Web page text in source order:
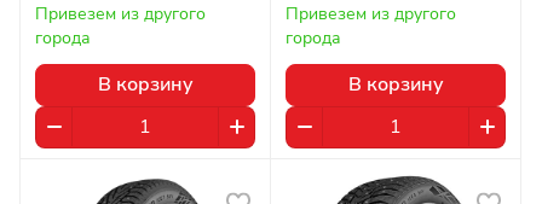
Привезем из другого
города
В корзину
Привезем из другого
города
В корзину